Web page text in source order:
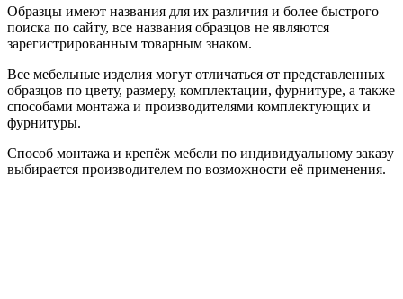
Образцы имеют названия для их различия и более быстрого
поиска по сайту, все названия образцов не являются
зарегистрированным товарным знаком.
Все мебельные изделия могут отличаться от представленных
образцов по цвету, размеру, комплектации, фурнитуре, а также
способами монтажа и производителями комплектующих и
фурнитуры.
Способ монтажа и крепёж мебели по индивидуальному заказу
выбирается производителем по возможности её применения.